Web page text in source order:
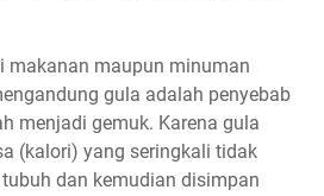
makanan maupun minuman
gula adalah penyebab
menjadi gemuk. Karena gula
(kalori) yang seringkali tidak
dan kemudian disimpan